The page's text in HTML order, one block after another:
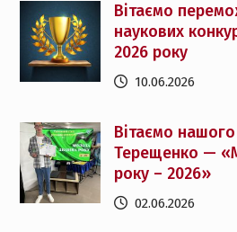
Вітаємо
наукових
2026 року
10.06.2026
Вітаємо
Терещенко —
року – 2026»
02.06.2026